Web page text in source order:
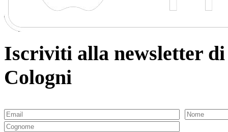
Iscriviti alla newsletter di
Cologni